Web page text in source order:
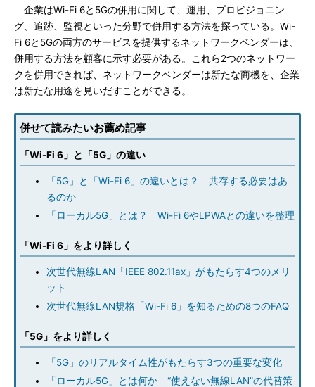
企業はWi-Fi 6と5Gの併用に関して、運用、プロビジョニン
グ、追跡、監視といった分野で併用する方法を探っている。Wi-
Fi 6と5Gの両方のサービスを提供するネットワークベンダーは、
併用する方法を顧客に示す必要がある。これら2つのネットワー
クを併用できれば、ネットワークベンダーは新たな商機を、企業
は新たな用途を見いだすことができる。
併せて読みたいお薦め記事
「Wi-Fi 6」と「5G」の違い
「5G」と「Wi-Fi 6」の違いとは？ 共存する必要はあ
るのか
「ローカル5G」とは？ Wi-Fi 6やLPWAとの違いを整理
「Wi-Fi 6」をより詳しく
次世代無線LAN「IEEE 802.11ax」がもたらす4つのメリ
ット
次世代無線LAN規格「Wi-Fi 6」を知るための8つのFAQ
「5G」をより詳しく
「5G」のリアルタイム性がもたらす3つの重要な変化
「ローカル5G」とは何か “使えない無線LAN”の代替策